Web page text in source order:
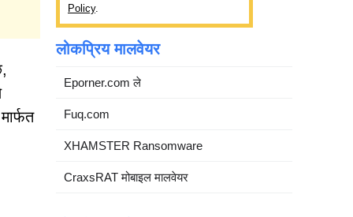
Policy.
लोकप्रिय मालवेयर
Eporner.com ले
Fuq.com
XHAMSTER Ransomware
CraxsRAT मोबाइल मालवेयर